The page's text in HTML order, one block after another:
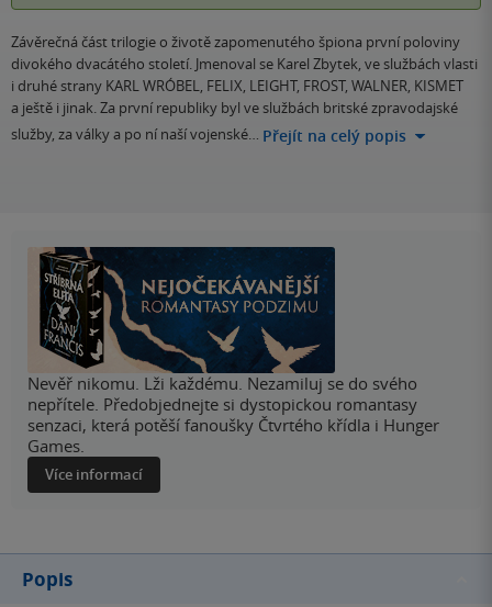
Závěrečná část trilogie o životě zapomenutého špiona první poloviny
divokého dvacátého století. Jmenoval se Karel Zbytek, ve službách vlasti
i druhé strany KARL WRÓBEL, FELIX, LEIGHT, FROST, WALNER, KISMET
a ještě i jinak. Za první republiky byl ve službách britské zpravodajské
služby, za války a po ní naší vojenské… Přejít na celý popis
Nevěř nikomu. Lži každému. Nezamiluj se do svého
nepřítele. Předobjednejte si dystopickou romantasy
senzaci, která potěší fanoušky Čtvrtého křídla i Hunger
Games.
Více informací
Popis